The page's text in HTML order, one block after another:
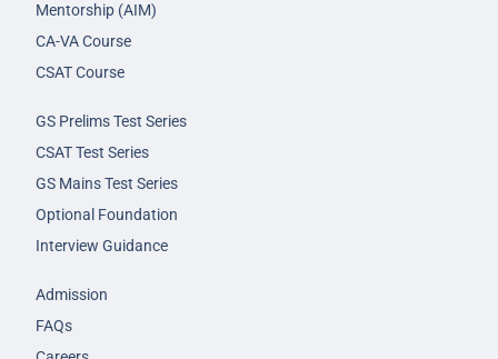
Mentorship (AIM)
CA-VA Course
CSAT Course
GS Prelims Test Series
CSAT Test Series
GS Mains Test Series
Optional Foundation
Interview Guidance
Admission
FAQs